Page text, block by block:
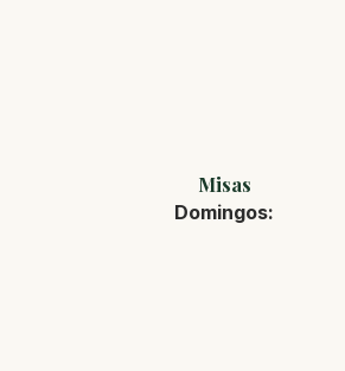
Misas
Domingos: